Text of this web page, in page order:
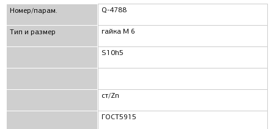
Номер/парам.
Тип и размер
Q-4788
гайка М 6
S10h5
ст/Zn
ГОСТ5915